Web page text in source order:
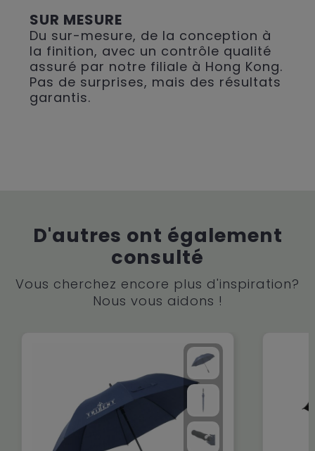
SUR MESURE
Du sur-mesure, de la conception à
la finition, avec un contrôle qualité
assuré par notre filiale à Hong Kong.
Pas de surprises, mais des résultats
garantis.
D'autres ont également
consulté
Vous cherchez encore plus d'inspiration?
Nous vous aidons !